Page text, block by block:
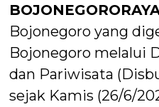
Bojonegoro yang
Bojonegoro melalui
dan Pariwisata
sejak Kamis (26/6/